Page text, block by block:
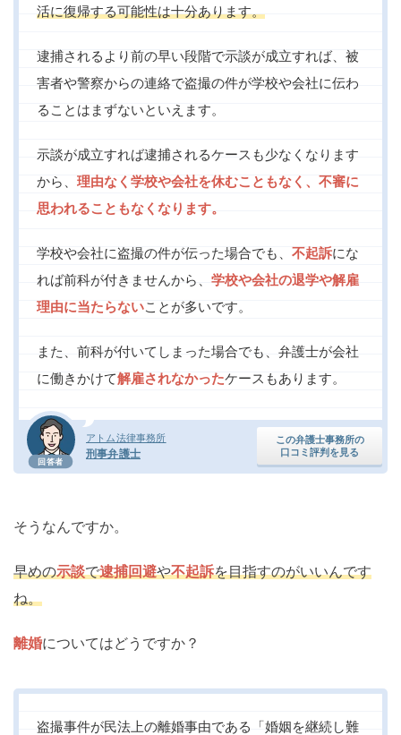
回答者
アトム法律事務所
刑事弁護士
この弁護士事務所の
口コミ評判を見る
活に復帰する可能性は十分あります。
逮捕されるより前の早い段階で示談が成立すれば、被
害者や警察からの連絡で盗撮の件が学校や会社に伝わ
ることはまずないといえます。
示談が成立すれば逮捕されるケースも少なくなります
から、 理由なく学校や会社を休むこともなく、不審に
思われることもなくなります。
学校や会社に盗撮の件が伝った場合でも、 不起訴にな
れば前科が付きませんから、 学校や会社の退学や解雇
理由に当たらないことが多いです。
また、前科が付いてしまった場合でも、弁護士が会社
に働きかけて解雇されなかったケースもあります。
そうなんですか。
早めの示談で逮捕回避や不起訴を目指すのがいいんです
ね。
離婚についてはどうですか？
盗撮事件が民法上の離婚事由である「婚姻を継続し難